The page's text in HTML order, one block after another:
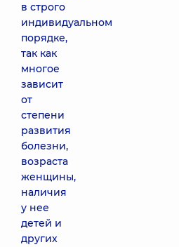
в строго
индивидуальном
порядке,
так как
многое
зависит
от
степени
развития
болезни,
возраста
женщины,
наличия
у нее
детей и
других